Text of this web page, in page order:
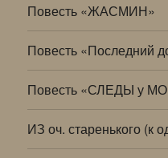
Повесть «ЖАСМИН»
Повесть «Последний
Повесть «СЛЕДЫ у
ИЗ оч. старенького (к